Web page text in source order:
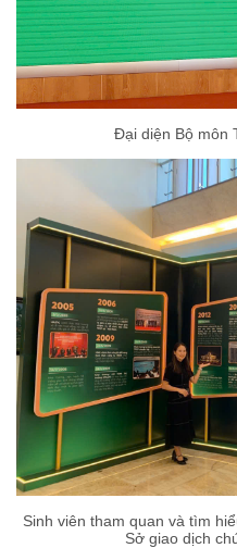
Đại diện Bộ môn
Sinh viên tham quan và tìm
Sở giao dịch